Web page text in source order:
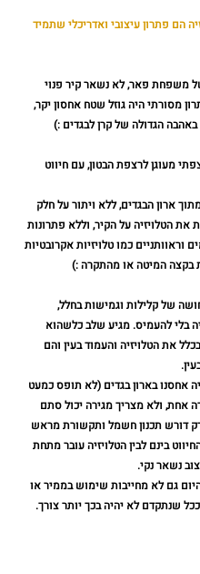
הם פתרון עיצובי ואדריכלי שתמיד
משפחת פאר, לא נשאר קיר פנוי
מסורתי היה גוזל שטח אחסון יקר,
הגדולה של קרן לבגדים :)
מעוגן לרצפת הבטון, עם חיווט
ארון הבגדים, ללא ויתור על חלק
את הטלויזיה על הקיר, וללא פתרונות
וראוותניים כמו טלויזיות אקרובטיות
בקצה המיטה או מהתקרה :)
של קלילות וגמישות בחלל,
בלי להעמיס. מגיע שלב כלשהוא
את הטלויזיה והעמוד בעין והם
אחסנו בארון בגדים (לא תופס כמעט
אחת, ולא מצריך מגירה יכול סתם
דורש תכנון חשמל ותקשורת מראש
בינם לבין הטלויזיה עובר מתחת
נשאר נקי.
גם לא מחייבות שימוש בממיר או
שנתקדם לא יהיה בכך יותר צורך.